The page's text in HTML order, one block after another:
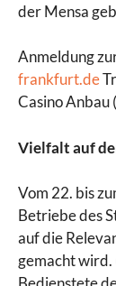
der Mensa
Anmeldung
frankfurt.de
Casino Anbau
Vielfalt auf
Vom 22. bis
Betriebe des
auf die
gemacht wird.